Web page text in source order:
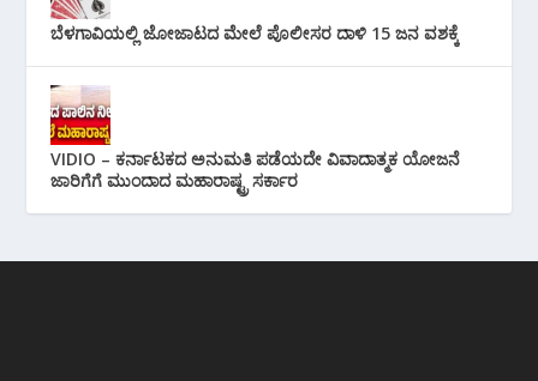
ಬೆಳಗಾವಿಯಲ್ಲಿ ಜೋಜಾಟದ ಮೇಲೆ ಪೊಲೀಸರ ದಾಳಿ 15 ಜನ ವಶಕ್ಕೆ
VIDIO – ಕರ್ನಾಟಕದ ಅನುಮತಿ ಪಡೆಯದೇ ವಿವಾದಾತ್ಮಕ ಯೋಜನೆ
ಜಾರಿಗೆಗೆ ಮುಂದಾದ ಮಹಾರಾಷ್ಟ್ರ ಸರ್ಕಾರ